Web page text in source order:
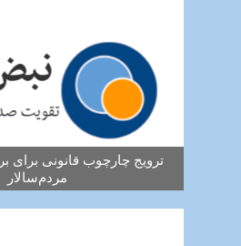
ترویج چارچوب قانونی برای
مردم‌سالار